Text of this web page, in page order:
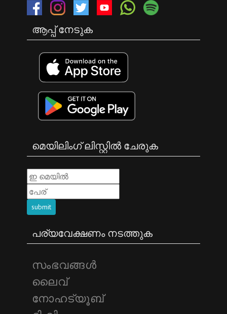
ആപ്പ് നേടുക
മെയിലിംഗ് ലിസ്റ്റിൽ ചേരുക
submit
പര്യവേക്ഷണം നടത്തുക
സംഭവങ്ങള്‍
ലൈവ്
നോഹട്യൂബ്